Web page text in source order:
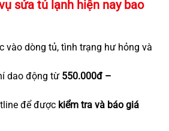
sửa tủ lạnh hiện nay bao
vào dòng tủ, tình trạng hư hỏng và
dao động từ 550.000đ –
để được kiểm tra và báo giá